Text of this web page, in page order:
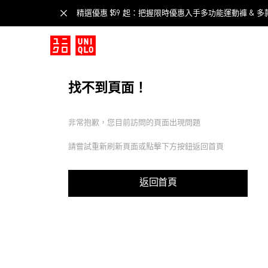
精選優惠 $59 起：把握限時優惠入手多功能運動褲 & 多
找不到頁面！
非常抱歉，您目前訪問的頁面出現問題
請嘗試重新刷新頁面或點擊下方按鈕返回首頁
返回首頁